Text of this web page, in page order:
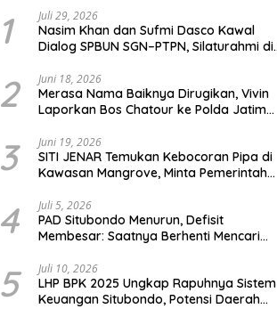
Indonesia.
1 Juli 29, 2026
Nasim Khan dan Sufmi Dasco Kawal
Dialog SPBUN SGN–PTPN, Silaturahmi di
Industrial
2 Juni 18, 2026
Merasa Nama Baiknya Dirugikan, Vivin
Laporkan Bos Chatour ke Polda Jatim
3 Juni 19, 2026
SITI JENAR Temukan Kebocoran Pipa di
Kawasan Mangrove, Minta Pemerintah
4 Juli 5, 2026
PAD Situbondo Menurun, Defisit
Membesar: Saatnya Berhenti Mencari
Akuntabilitas.
5 Juli 10, 2026
LHP BPK 2025 Ungkap Rapuhnya Sistem
Keuangan Situbondo, Potensi Daerah